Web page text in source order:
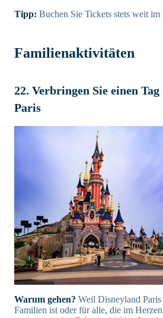
Tipp: Buchen Sie Tickets stets weit
Familienaktivitäten
22. Verbringen Sie einen
Paris
Warum gehen? Weil Disneyland
Familien ist oder für alle, die im